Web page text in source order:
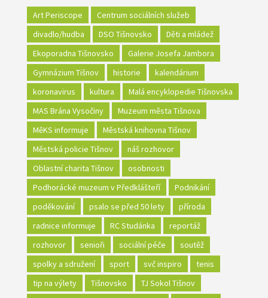
Art Periscope
Centrum sociálních služeb
divadlo/hudba
DSO Tišnovsko
Děti a mládež
Ekoporadna Tišnovsko
Galerie Josefa Jambora
Gymnázium Tišnov
historie
kalendárium
koronavirus
kultura
Malá encyklopedie Tišnovska
MAS Brána Vysočiny
Muzeum města Tišnova
MěKS informuje
Městská knihovna Tišnov
Městská policie Tišnov
náš rozhovor
Oblastní charita Tišnov
osobnosti
Podhorácké muzeum v Předklášteří
Podnikání
poděkování
psalo se před 50 lety
příroda
radnice informuje
RC Studánka
reportáž
rozhovor
senioři sociální péče
soutěž
spolky a sdružení
sport svč inspiro
tenis
tip na výlety
Tišnovsko
TJ Sokol Tišnov